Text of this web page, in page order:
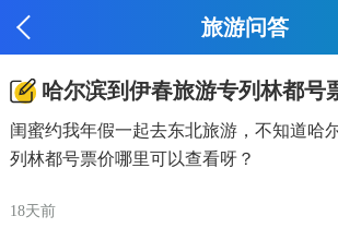
旅游问答
哈尔滨到伊春旅游专列林都号
闺蜜约我年假一起去东北旅游，不知道哈
列林都号票价哪里可以查看呀？
18天前